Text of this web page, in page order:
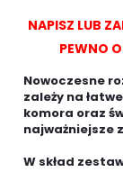
NAPISZ LUB
PEWNO
Nowoczesne
zależy na
komora oraz
najważniejsze
W skład